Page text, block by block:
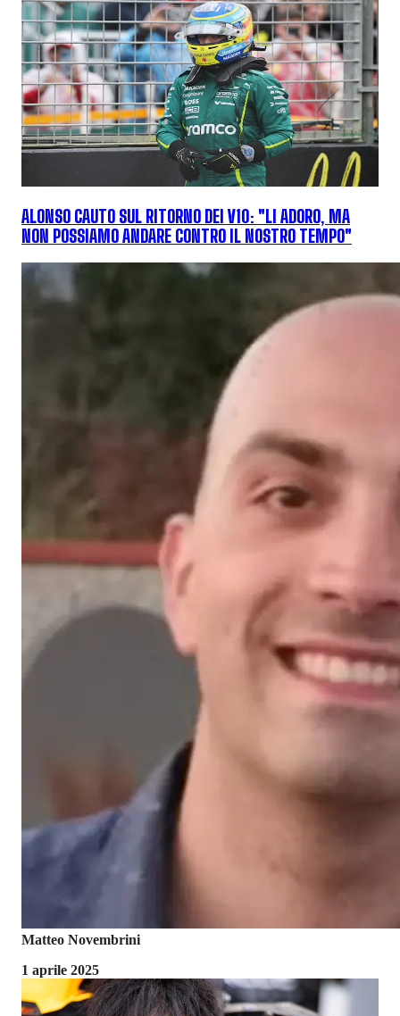
ALONSO CAUTO SUL RITORNO DEI V10: "LI ADORO, MA
NON POSSIAMO ANDARE CONTRO IL NOSTRO TEMPO"
Matteo Novembrini
1 aprile 2025